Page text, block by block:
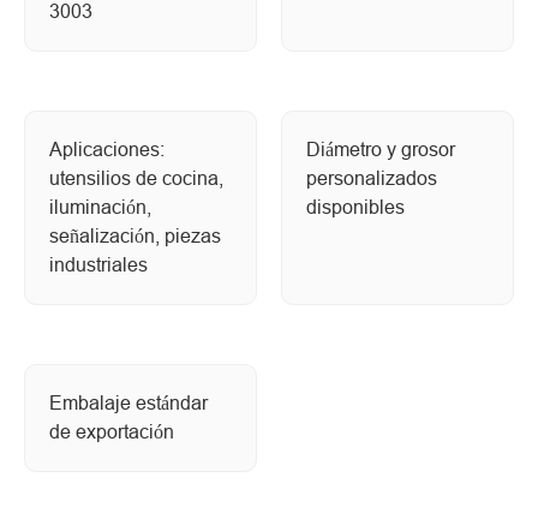
3003
Aplicaciones:
utensilios de cocina,
iluminación,
señalización, piezas
industriales
Diámetro y grosor
personalizados
disponibles
Embalaje estándar
de exportación